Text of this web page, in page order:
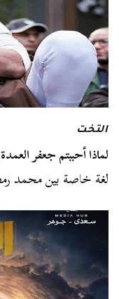
التخت
لماذا أحببتم جعفر
لغة خاصة بين محمد